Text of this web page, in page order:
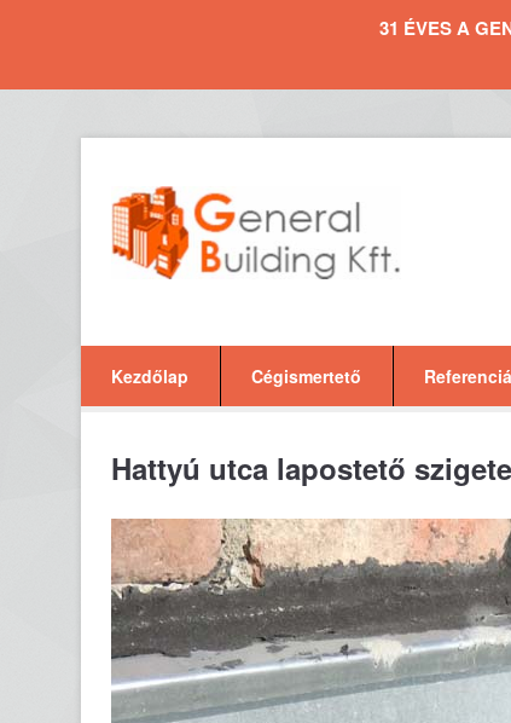
31 ÉVES A
Kezdőlap Cégismertető
Hattyú utca lapostető